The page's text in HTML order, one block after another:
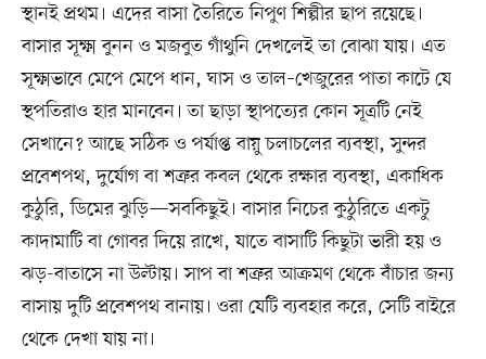
স্থানই প্রথম। এদের বাসা তৈরিতে নিপুণ শিল্পীর ছাপ রয়েছে।
বাসার সূক্ষ্ম বুনন ও মজবুত গাঁথুনি দেখলেই তা বোঝা যায়। এত
সূক্ষ্মভাবে মেপে মেপে ধান, ঘাস ও তাল–খেজুরের পাতা কাটে যে
স্থপতিরাও হার মানবেন। তা ছাড়া স্থাপত্যের কোন সূত্রটি নেই
সেখানে? আছে সঠিক ও পর্যাপ্ত বায়ু চলাচলের ব্যবস্থা, সুন্দর
প্রবেশপথ, দুর্যোগ বা শত্রুর কবল থেকে রক্ষার ব্যবস্থা, একাধিক
কুঠুরি, ডিমের ঝুড়ি—সবকিছুই। বাসার নিচের কুঠুরিতে একটু
কাদামাটি বা গোবর দিয়ে রাখে, যাতে বাসাটি কিছুটা ভারী হয় ও
ঝড়-বাতাসে না উল্টায়। সাপ বা শত্রুর আক্রমণ থেকে বাঁচার জন্য
বাসায় দুটি প্রবেশপথ বানায়। ওরা যেটি ব্যবহার করে, সেটি বাইরে
থেকে দেখা যায় না।